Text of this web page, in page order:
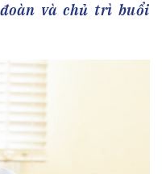
và chủ trì buổi